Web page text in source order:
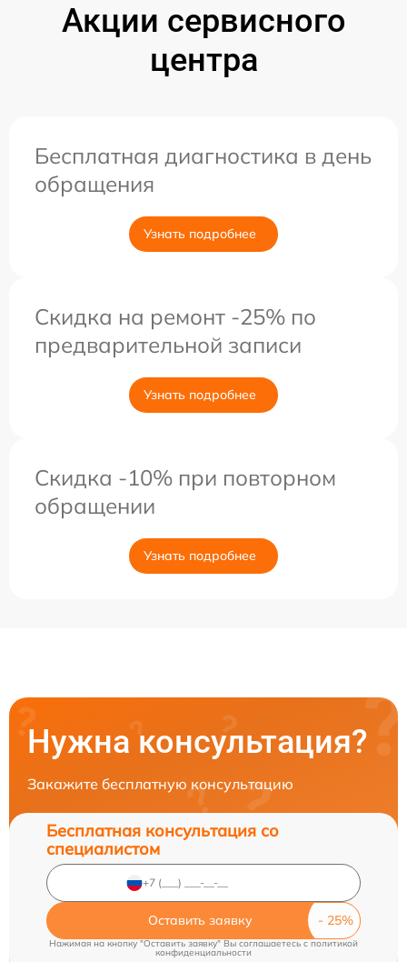
Акции сервисного
центра
Бесплатная диагностика в день
обращения
Узнать подробнее
Скидка на ремонт -25% по
предварительной записи
Узнать подробнее
Скидка -10% при повторном
обращении
Узнать подробнее
Нужна консультация?
Закажите бесплатную консультацию
Бесплатная консультация со
специалистом
Оставить заявку
Нажимая на кнопку "Оставить заявку" Вы соглашаетесь cполитикой
конфиденциальности